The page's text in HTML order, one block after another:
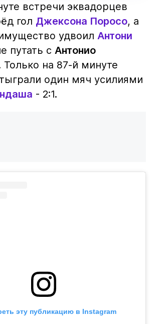
встречи эквадорцев
гол Джексона Поросо, а
удвоил Антони
путать с Антонио
Только на 87-й минуте
один мяч усилиями
- 2:1.
эту публикацию в Instagram